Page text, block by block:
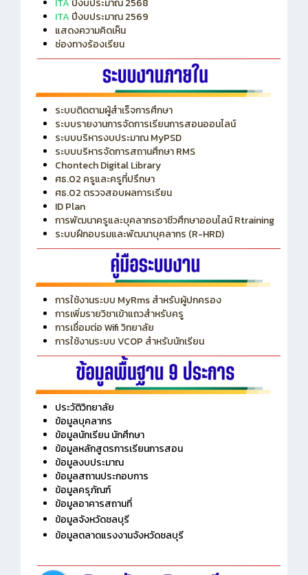
ITA ปีงบประมาณ 2567
ITA ปีงบประมาณ 2568
ITAปีงบประมาณ 2569
แสดงความคิดเห็น
ช่องทางร้องเรียน
ระบบติดตามผู้สำเร็จการศึกษา
ระบบรายงานการจัดการเรียนการสอนออนไลน์
ระบบบริหารงบประมาณ MyPSD
ระบบบริหารจัดการสถานศึกษา RMS
Chontech Digital Library
ศธ.02 ครูและครูที่ปรึกษา
ศธ.02 ตรวจสอบผลการเรียน
ID Plan
การพัฒนาครูและบุคลากรอาชีวศึกษาออนไลน์ Rtraining
ระบบฝึกอบรมและพัฒนาบุคลากร (R-HRD)
การใช้งานระบบ MyRms สำหรับผู้ปกครอง
การเพิ่มรายวิชาเข้าแถวสำหรับครู
การเชื่อมต่อ Wifi วิทยาลัย
การใช้งานระบบ VCOP สำหรับนักเรียน
ประวัติวิทยาลัย
ข้อมูลบุคลากร
ข้อมูลนักเรียน นักศึกษา
ข้อมูลหลักสูตรการเรียนการสอน
ข้อมูลงบประมาณ
ข้อมูลสถานประกอบการ
ข้อมูลครุภัณฑ์
ข้อมูลอาคารสถานที่
ข้อมูลจังหวัดชลบุรี